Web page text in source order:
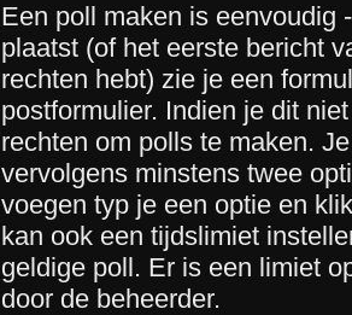
Een poll maken is eenvoudig
plaatst (of het eerste bericht
rechten hebt) zie je een
postformulier. Indien je dit
rechten om polls te maken.
vervolgens minstens twee
voegen typ je een optie en
kan ook een tijdslimiet
geldige poll. Er is een limiet
door de beheerder.